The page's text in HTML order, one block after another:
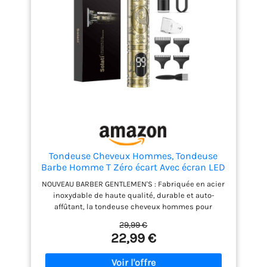
Tondeuse Cheveux Hommes, Tondeuse
Barbe Homme T Zéro écart Avec écran LED
De Finition Barbier Professionnel Rasoir
Homme Rasoir Electriques Cheveux
Cadeau
NOUVEAU BARBER GENTLEMEN'S : Fabriquée en acier
inoxydable de haute qualité, durable et auto-
affûtant, la tondeuse cheveux hommes pour
et 1 couvercle de protection en plastique ABS pour
assurer une coupe régulière, rapide et précise de
tous les types de cheveux. Cette tondeuse facilite la
création de la coupe de cheveux idéale. PORT USB
29,99 €
22,99 €